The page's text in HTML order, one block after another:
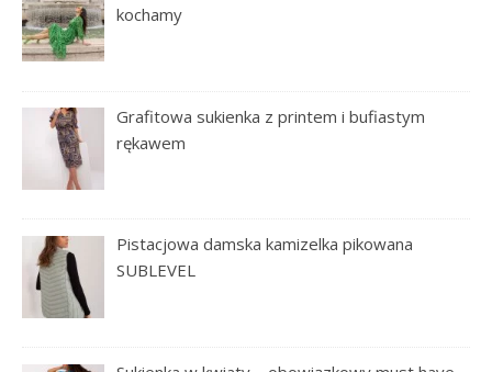
kochamy
Grafitowa sukienka z printem i bufiastym
rękawem
Pistacjowa damska kamizelka pikowana
SUBLEVEL